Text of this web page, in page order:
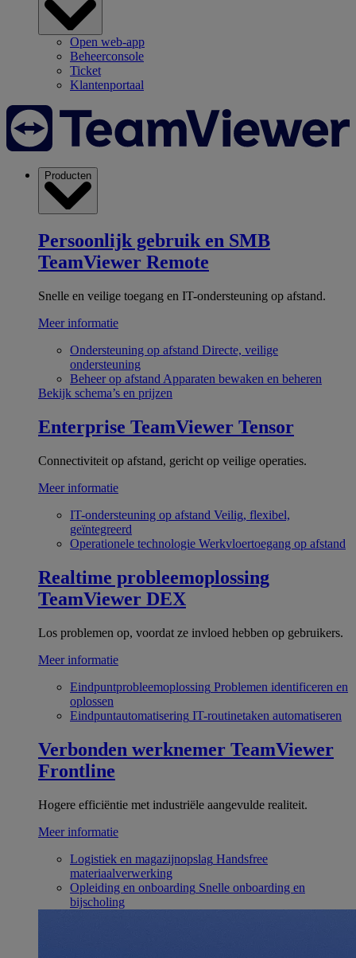
Open web-app
Beheerconsole
Ticket
Klantenportaal
Producten
Persoonlijk gebruik en SMB
TeamViewer Remote
Snelle en veilige toegang en IT-ondersteuning op afstand.
Meer informatie
Ondersteuning op afstand Directe, veilige
ondersteuning
Beheer op afstand Apparaten bewaken en beheren
Bekijk schema’s en prijzen
Enterprise TeamViewer Tensor
Connectiviteit op afstand, gericht op veilige operaties.
Meer informatie
IT-ondersteuning op afstand Veilig, flexibel,
geïntegreerd
Operationele technologie Werkvloertoegang op afstand
Realtime probleemoplossing
TeamViewer DEX
Los problemen op, voordat ze invloed hebben op gebruikers.
Meer informatie
Eindpuntprobleemoplossing Problemen identificeren en
oplossen
Eindpuntautomatisering IT-routinetaken automatiseren
Verbonden werknemer TeamViewer
Frontline
Hogere efficiëntie met industriële aangevulde realiteit.
Meer informatie
Logistiek en magazijnopslag Handsfree
materiaalverwerking
Opleiding en onboarding Snelle onboarding en
bijscholing